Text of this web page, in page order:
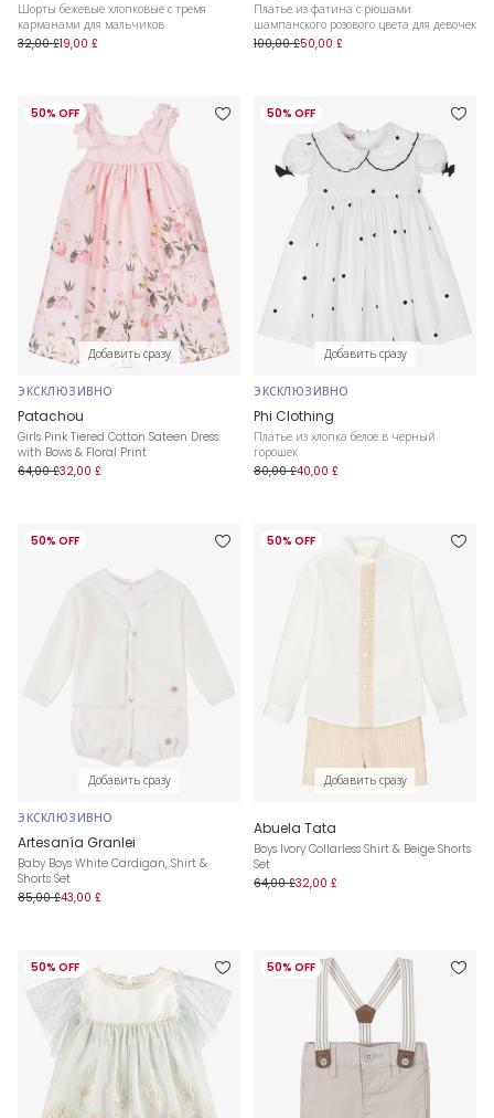
Шорты бежевые хлопковые с тремя
карманами для мальчиков
32,00 £19,00 £
Платье из фатина с рюшами
шампанского розового цвета для девочек
100,00 £50,00 £
50% OFF
Добавить сразу
ЭКСКЛЮЗИВНО
Patachou
Girls Pink Tiered Cotton Sateen Dress
with Bows & Floral Print
64,00 £32,00 £
50% OFF
Добавить сразу
ЭКСКЛЮЗИВНО
Phi Clothing
Платье из хлопка белое в черный
горошек
80,00 £40,00 £
50% OFF
Добавить сразу
ЭКСКЛЮЗИВНО
Artesanía Granlei
Baby Boys White Cardigan, Shirt &
Shorts Set
85,00 £43,00 £
50% OFF
Добавить сразу
Abuela Tata
Boys Ivory Collarless Shirt & Beige Shorts
Set
64,00 £32,00 £
50% OFF 50% OFF